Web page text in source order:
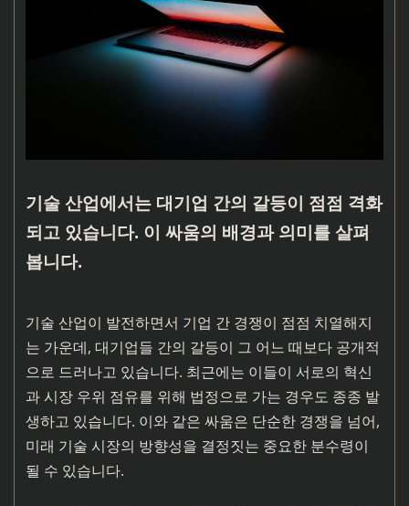
기술 산업에서는 대기업 간의 갈등이 점점 격화
되고 있습니다. 이 싸움의 배경과 의미를 살펴
봅니다.
기술 산업이 발전하면서 기업 간 경쟁이 점점 치열해지
는 가운데, 대기업들 간의 갈등이 그 어느 때보다 공개적
으로 드러나고 있습니다. 최근에는 이들이 서로의 혁신
과 시장 우위 점유를 위해 법정으로 가는 경우도 종종 발
생하고 있습니다. 이와 같은 싸움은 단순한 경쟁을 넘어,
미래 기술 시장의 방향성을 결정짓는 중요한 분수령이
될 수 있습니다.